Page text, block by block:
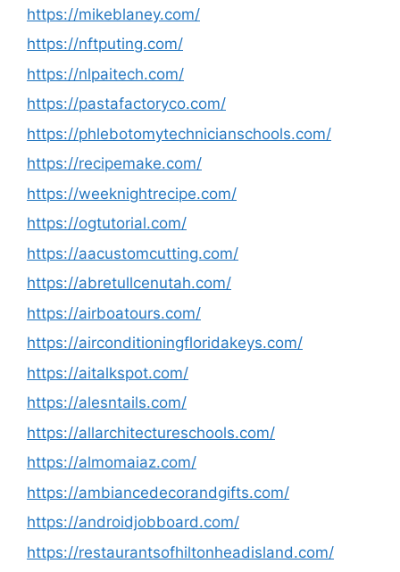
https://mikeblaney.com/
https://nftputing.com/
https://nlpaitech.com/
https://pastafactoryco.com/
https://phlebotomytechnicianschools.com/
https://recipemake.com/
https://weeknightrecipe.com/
https://ogtutorial.com/
https://aacustomcutting.com/
https://abretullcenutah.com/
https://airboatours.com/
https://airconditioningfloridakeys.com/
https://aitalkspot.com/
https://alesntails.com/
https://allarchitectureschools.com/
https://almomaiaz.com/
https://ambiancedecorandgifts.com/
https://androidjobboard.com/
https://restaurantsofhiltonheadisland.com/